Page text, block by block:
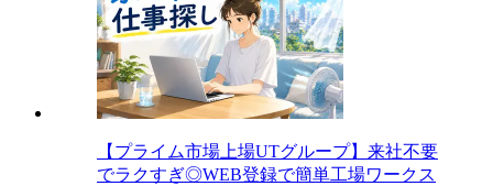
【プライム市場上場UTグループ】来社不要
でラクすぎ◎WEB登録で簡単工場ワークス